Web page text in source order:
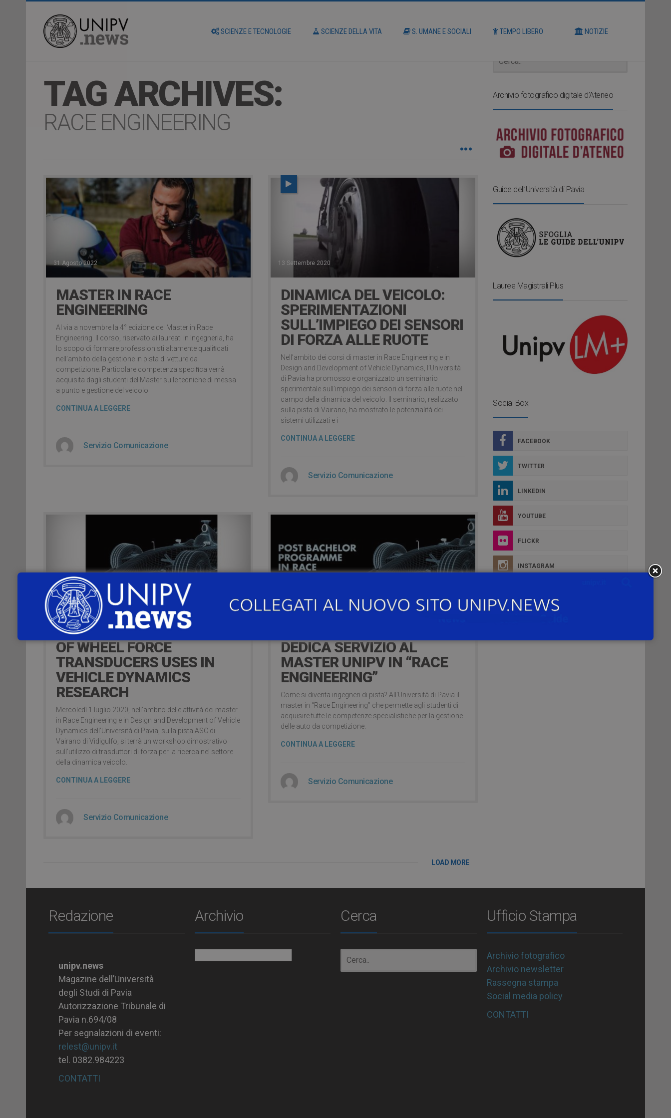
SCIENZE E TECNOLOGIE SCIENZE DELLA VITA S. UMANE E SOCIALI TEMPO LIBERO NOTIZIE
TAG ARCHIVES:
RACE ENGINEERING
31 Agosto 2022
MASTER IN RACE
ENGINEERING
Al via a novembre la 4° edizione del Master in Race
Engineering. Il corso, riservato ai laureati in Ingegneria, ha
lo scopo di formare professionisti altamente qualiﬁcati
nell’ambito della gestione in pista di vetture da
competizione. Particolare competenza speciﬁca verrà
acquisita dagli studenti del Master sulle tecniche di messa
a punto e gestione del veicolo
CONTINUA A LEGGERE
Servizio Comunicazione
13 Settembre 2020
DINAMICA DEL VEICOLO:
SPERIMENTAZIONI
SULL’IMPIEGO DEI SENSORI
DI FORZA ALLE RUOTE
Nell’ambito dei corsi di master in Race Engineering e in
Design and Development of Vehicle Dynamics, l’Università
di Pavia ha promosso e organizzato un seminario
sperimentale sull’impiego dei sensori di forza alle ruote nel
campo della dinamica del veicolo. Il seminario, realizzato
sulla pista di Vairano, ha mostrato le potenzialità dei
sistemi utilizzati e i
CONTINUA A LEGGERE
Servizio Comunicazione
23 Luglio 2020
1 LUGLIO – EXPLORATION
OF WHEEL FORCE
TRANSDUCERS USES IN
VEHICLE DYNAMICS
RESEARCH
Mercoledì 1 luglio 2020, nell’ambito delle attività dei master
in Race Engineering e in Design and Development of Vehicle
Dynamics dell’Università di Pavia, sulla pista ASC di
Vairano di Vidigulfo, si terrà un workshop dimostrativo
sull’utilizzo di trasduttori di forza per la ricerca nel settore
della dinamica veicolo.
CONTINUA A LEGGERE
Servizio Comunicazione
19 Luglio 2019
DEDICA SERVIZIO AL
MASTER UNIPV IN “RACE
ENGINEERING”
Come si diventa ingegneri di pista? All’Università di Pavia il
master in “Race Engineering” che permette agli studenti di
acquisire tutte le competenze specialistiche per la gestione
delle auto da competizione.
CONTINUA A LEGGERE
Servizio Comunicazione
LOAD MORE
Archivio fotografico digitale d’Ateneo
Guide dell’Università di Pavia
Lauree Magistrali Plus
Social Box
FACEBOOK
TWITTER
LINKEDIN
YOUTUBE
FLICKR
INSTAGRAM
Redazione
unipv.news
Magazine dell’Università
degli Studi di Pavia
Autorizzazione Tribunale di
Pavia n.694/08
Per segnalazioni di eventi:
relest@unipv.it
tel. 0382.984223
CONTATTI
Archivio Cerca Ufficio Stampa
Archivio fotografico
Archivio newsletter
Rassegna stampa
Social media policy
CONTATTI